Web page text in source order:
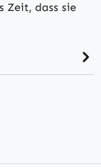
Zeit, dass sie